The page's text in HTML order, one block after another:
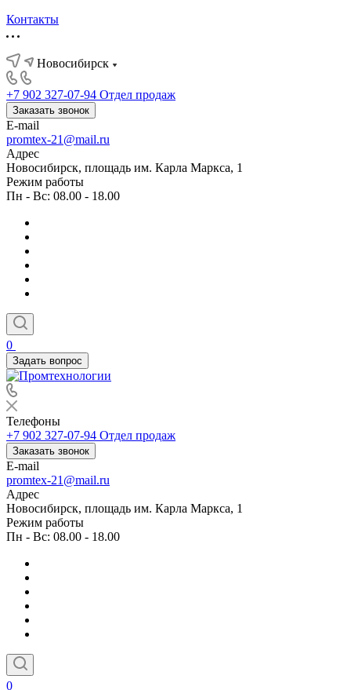
Контакты
Новосибирск
+7 902 327-07-94 Отдел продаж
Заказать звонок
E-mail
promtex-21@mail.ru
Адрес
Новосибирск, площадь им. Карла Маркса, 1
Режим работы
Пн - Вс: 08.00 - 18.00
0
Задать вопрос
Телефоны
+7 902 327-07-94 Отдел продаж
Заказать звонок
E-mail
promtex-21@mail.ru
Адрес
Новосибирск, площадь им. Карла Маркса, 1
Режим работы
Пн - Вс: 08.00 - 18.00
0